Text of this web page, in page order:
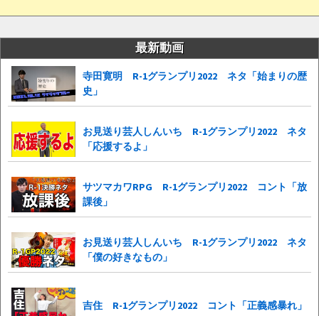
最新動画
寺田寛明 R-1グランプリ2022 ネタ「始まりの歴
史」
お見送り芸人しんいち R-1グランプリ2022 ネタ
「応援するよ」
サツマカワRPG R-1グランプリ2022 コント「放
課後」
お見送り芸人しんいち R-1グランプリ2022 ネタ
「僕の好きなもの」
吉住 R-1グランプリ2022 コント「正義感暴れ」